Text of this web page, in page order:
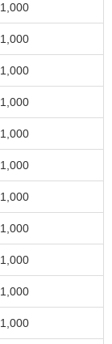
1,000
1,000
1,000
1,000
1,000
1,000
1,000
1,000
1,000
1,000
1,000